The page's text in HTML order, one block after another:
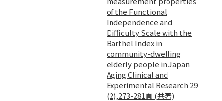
of the Functional
Independence and
Difficulty Scale with the
Barthel Index in
community-dwelling
elderly people in Japan
Aging Clinical and
Experimental Research 29
(2),273-281頁 (共著)